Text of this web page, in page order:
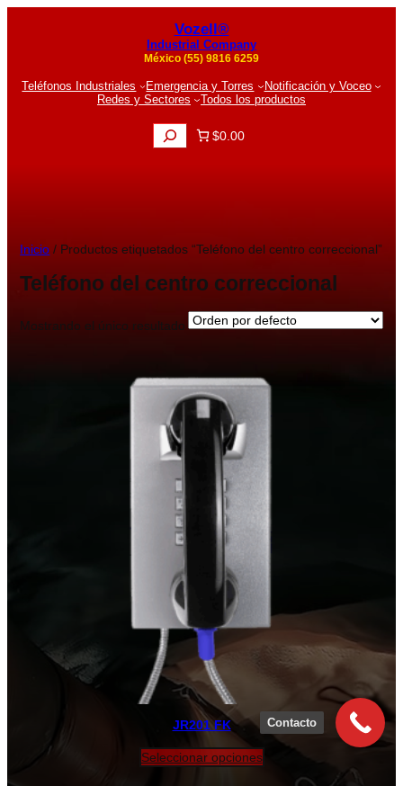
Vozell®
Industrial Company
México (55) 9816 6259
Teléfonos Industriales Emergencia y Torres
Notificación y Voceo
Redes y Sectores
Todos los productos
B
u
$0.00
Inicio / Productos etiquetados “Teléfono del centro correccional”
Teléfono del centro correccional
Mostrando el único resultado
JR201 FK
Seleccionar opciones
Contacto